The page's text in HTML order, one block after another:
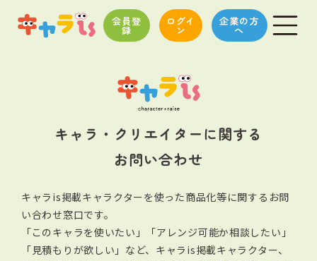
会員登
録
ログイ
ン
企業の方
へ
キャラ・クリエイターに関する
お問い合わせ
キャラis掲載キャラクターを使った商品化等に関するお問
い合わせ窓口です。
「このキャラを使いたい」「アレンジ可能か相談したい」
「見積もりが欲しい」など、キャラis掲載キャラクター、